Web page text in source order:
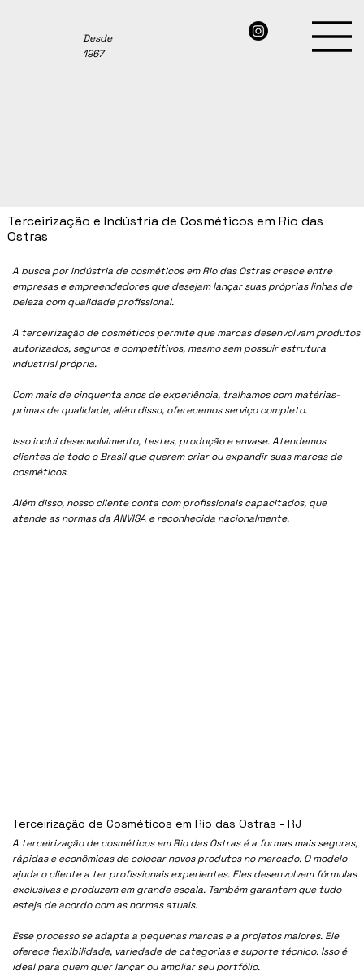
Desde
1967
A busca por indústria de cosméticos em Rio das Ostras cresce entre
empresas e empreendedores que desejam lançar suas próprias linhas de
beleza com qualidade profissional.
A terceirização de cosméticos permite que marcas desenvolvam produtos
autorizados, seguros e competitivos, mesmo sem possuir estrutura
industrial própria.
Com mais de cinquenta anos de experiência, tralhamos com matérias-
primas de qualidade, além disso, oferecemos serviço completo.
Isso inclui desenvolvimento, testes, produção e envase. Atendemos
clientes de todo o Brasil que querem criar ou expandir suas marcas de
cosméticos.
Além disso, nosso cliente conta com profissionais capacitados, que
atende as normas da ANVISA e reconhecida nacionalmente.
A terceirização de cosméticos em Rio das Ostras é a formas mais seguras,
rápidas e econômicas de colocar novos produtos no mercado. O modelo
ajuda o cliente a ter profissionais experientes. Eles desenvolvem fórmulas
exclusivas e produzem em grande escala. Também garantem que tudo
esteja de acordo com as normas atuais.
Esse processo se adapta a pequenas marcas e a projetos maiores. Ele
oferece flexibilidade, variedade de categorias e suporte técnico. Isso é
ideal para quem quer lançar ou ampliar seu portfólio.
Terceirização e Indústria de Cosméticos em Rio das
Ostras
Terceirização de Cosméticos em Rio das Ostras - RJ